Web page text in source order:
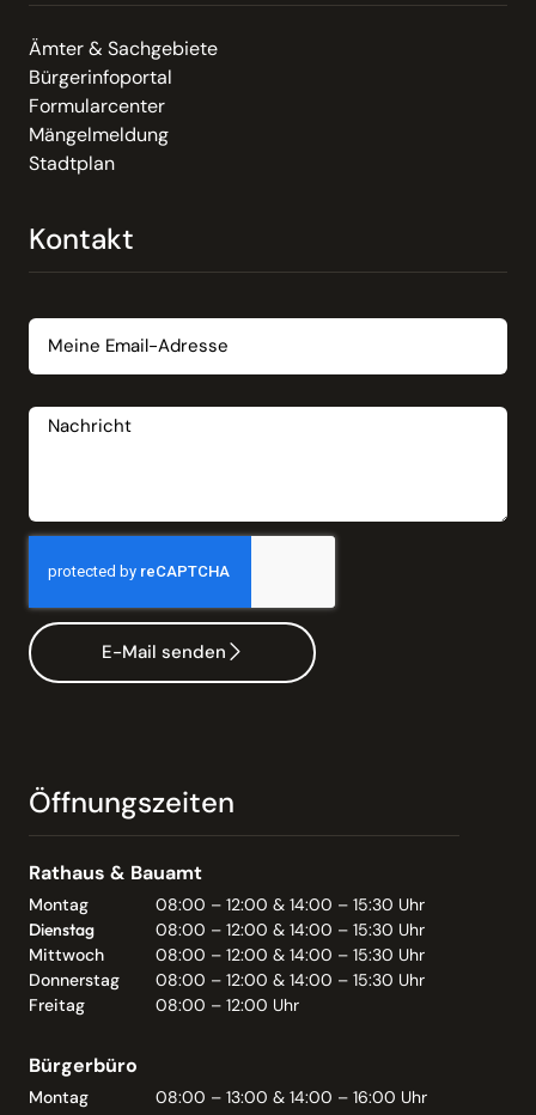
Ämter & Sachgebiete
Bürgerinfoportal
Formularcenter
Mängelmeldung
Stadtplan
Kontakt
E-Mail senden
Öffnungszeiten
Rathaus & Bauamt
Montag
08:00 – 12:00 & 14:00 – 15:30 Uhr
Dienstag
08:00 – 12:00 & 14:00 – 15:30 Uhr
Mittwoch
08:00 – 12:00 & 14:00 – 15:30 Uhr
Donnerstag
08:00 – 12:00 & 14:00 – 15:30 Uhr
Freitag
08:00 – 12:00 Uhr
Bürgerbüro
Montag
08:00 – 13:00 & 14:00 – 16:00 Uhr